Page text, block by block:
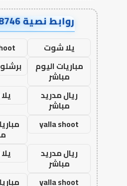
روابط نصية AA98746
يلا شوت
مباريات اليوم
مباشر
ريال مدريد
مباشر
yalla shoot
ريال مدريد
مباشر
yalla shoot